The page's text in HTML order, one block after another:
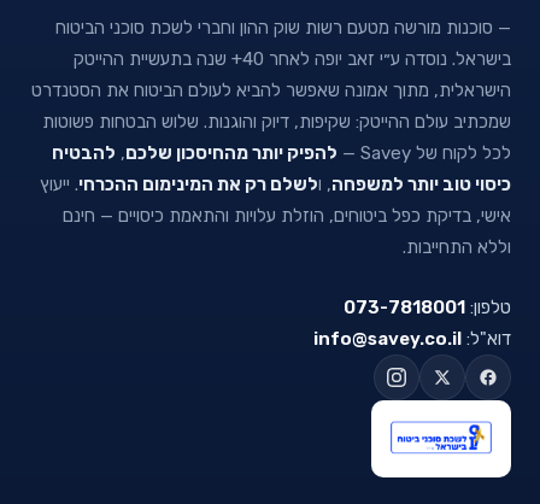
— סוכנות מורשה מטעם רשות שוק ההון וחברי לשכת סוכני הביטוח
בישראל. נוסדה ע״י זאב יופה לאחר 40+ שנה בתעשיית ההייטק
הישראלית, מתוך אמונה שאפשר להביא לעולם הביטוח את הסטנדרט
שמכתיב עולם ההייטק: שקיפות, דיוק והוגנות. שלוש הבטחות פשוטות
לכל לקוח של Savey —
להפיק יותר מהחיסכון שלכם, להבטיח
כיסוי טוב יותר למשפחה, ולשלם רק את המינימום ההכרחי. ייעוץ
אישי, בדיקת כפל ביטוחים, הוזלת עלויות והתאמת כיסויים — חינם
וללא התחייבות.
טלפון: 073-7818001
דוא"ל: info@savey.co.il